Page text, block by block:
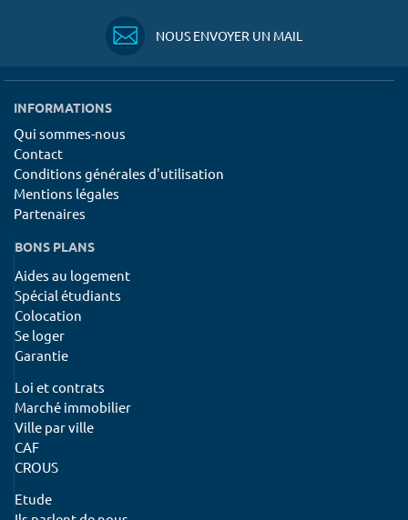
NOUS ENVOYER UN MAIL
INFORMATIONS
Qui sommes-nous
Contact
Conditions générales d'utilisation
Mentions légales
Partenaires
BONS PLANS
Aides au logement
Spécial étudiants
Colocation
Se loger
Garantie
Loi et contrats
Marché immobilier
Ville par ville
CAF
CROUS
Etude